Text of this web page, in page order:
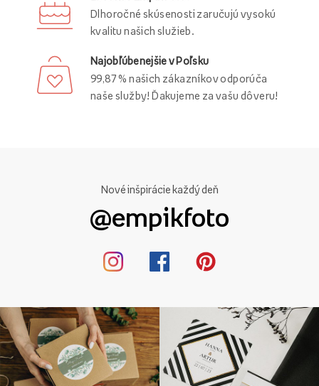
originálna personalizovaná svadobná poznávacia
značkaktorý má šancu stať sa aj pre vás
môžete objednať svadobné ŠPZ pre svojich rodičov alebo
svedkov, ktorí prídu na miesto svadby v samostatných
autách. Tento typ slávnostnej výzdoby im tiež dodá pocit
prostredie vašej svadby a hostiny.
Dlhoročné skúsenosti zaručujú vysokú
kvalitu našich služieb.
Najobľúbenejšie v Poľsku
99,87 % našich zákazníkov odporúča
naše služby! Ďakujeme za vašu dôveru!
Nové inšpirácie každý deň
@empikfoto